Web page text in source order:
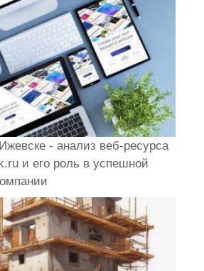
- анализ веб-ресурса
и его роль в успешной